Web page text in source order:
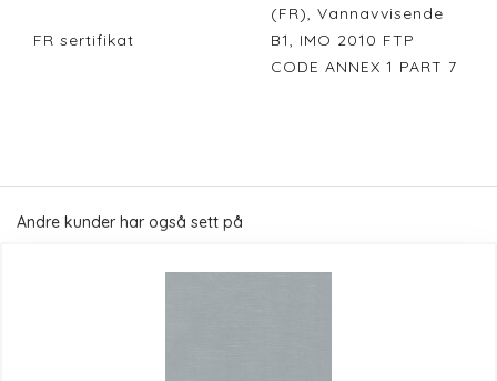
(FR), Vannavvisende
FR sertifikat
B1, IMO 2010 FTP
CODE ANNEX 1 PART 7
Andre kunder har også sett på